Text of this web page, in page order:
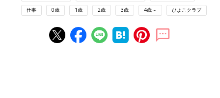
仕事 0歳 1歳 2歳 3歳 4歳～ ひよこクラブ